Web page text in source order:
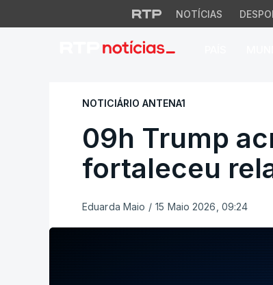
NOTÍCIAS
09h Trump
NOTICIÁRIO ANTENA1
09h Trump
fortaleceu
Eduarda Maio / 15 Maio 2026, 09:24